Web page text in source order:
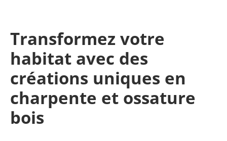
Transformez votre
habitat avec des
créations uniques en
charpente et ossature
bois